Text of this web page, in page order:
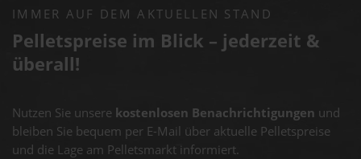
IMMER AUF DEM AKTUELLEN STAND
Pelletspreise im Blick – jederzeit &
überall!
Nutzen Sie unsere kostenlosen Benachrichtigungen und
bleiben Sie bequem per E-Mail über aktuelle Pelletspreise
und die Lage am Pelletsmarkt informiert.